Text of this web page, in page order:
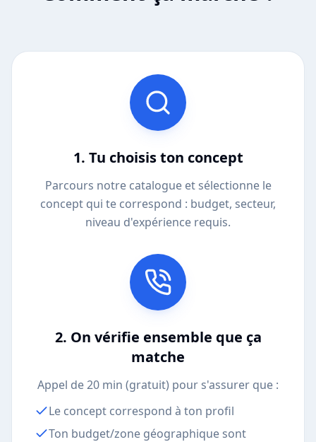
1. Tu choisis ton concept
Parcours notre catalogue et sélectionne le
concept qui te correspond : budget, secteur,
niveau d'expérience requis.
2. On vérifie ensemble que ça
matche
Appel de 20 min (gratuit) pour s'assurer que :
Le concept correspond à ton profil
Ton budget/zone géographique sont